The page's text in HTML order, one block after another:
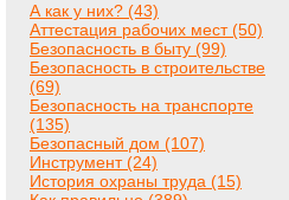
А как у них? (43)
Аттестация рабочих мест (50)
Безопасность в быту (99)
Безопасность в строительстве
(69)
Безопасность на транспорте
(135)
Безопасный дом (107)
Инструмент (24)
История охраны труда (15)